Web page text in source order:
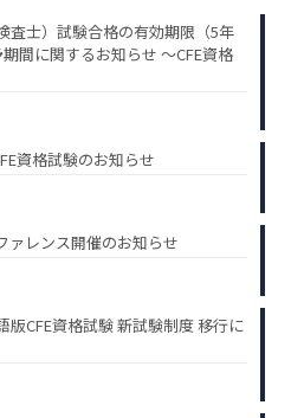
査士）試験合格の有効期限（5年
間に関するお知らせ ～CFE資格
資格試験のお知らせ
ァレンス開催のお知らせ
版CFE資格試験 新試験制度 移行に